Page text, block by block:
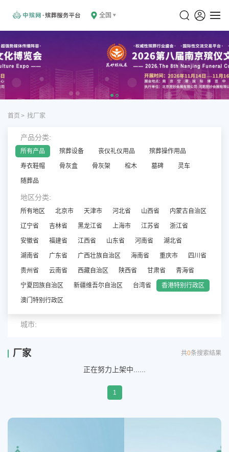
全国
首页 > 找厂家
产品分类:
所有产品 殡葬设备 丧仪礼仪用品 殡葬操作用品
寿衣鞋帽 骨灰盒 骨灰架 棺木 墓碑 灵车
随葬品
地区分类:
所有地区 北京市 天津市 河北省 山西省 内蒙古自治区
辽宁省 吉林省 黑龙江省 上海市 江苏省 浙江省
安徽省 福建省 江西省 山东省 河南省 湖北省
湖南省 广东省 广西壮族自治区 海南省 重庆市 四川省
贵州省 云南省 西藏自治区 陕西省 甘肃省 青海省
宁夏回族自治区 新疆维吾尔自治区 台湾省 香港特别行政区
澳门特别行政区
城市:
厂家 共0条搜索结果
正在努力上架中......
1